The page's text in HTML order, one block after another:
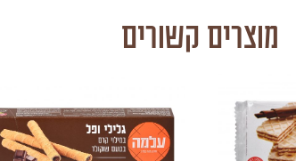
מוצרים קשורים